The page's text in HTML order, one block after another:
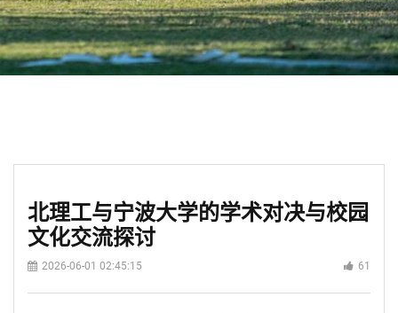
北理工与宁波大学的学术对决与校园
文化交流探讨
2026-06-01 02:45:15 61